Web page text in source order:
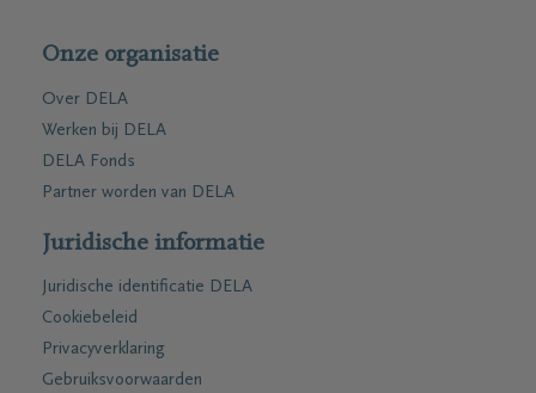
Onze organisatie
Over DELA
Werken bij DELA
DELA Fonds
Partner worden van DELA
Juridische informatie
Juridische identificatie DELA
Cookiebeleid
Privacyverklaring
Gebruiksvoorwaarden